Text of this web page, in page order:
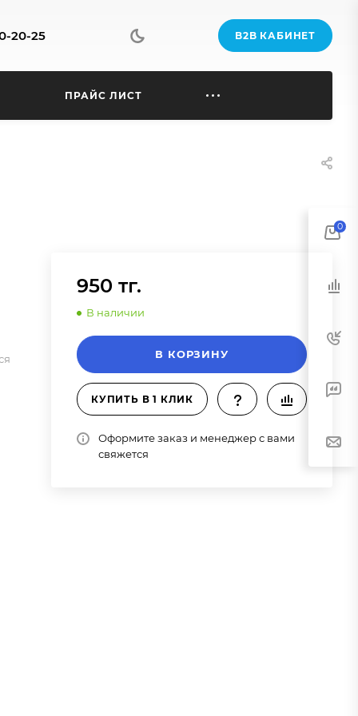
20-25 B2B КАБИНЕТ
ПРАЙС ЛИСТ
950 тг.
В наличии
В КОРЗИНУ
КУПИТЬ В 1 КЛИК
Оформите заказ и менеджер с вами
свяжется
0